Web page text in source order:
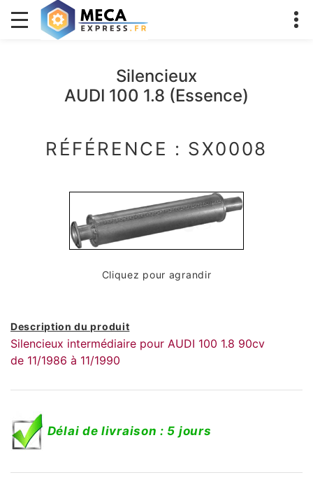
Silencieux
AUDI 100 1.8 (Essence)
RÉFÉRENCE : SX0008
Cliquez pour agrandir
Description du produit
Silencieux intermédiaire pour AUDI 100 1.8 90cv
de 11/1986 à 11/1990
Délai de livraison : 5 jours